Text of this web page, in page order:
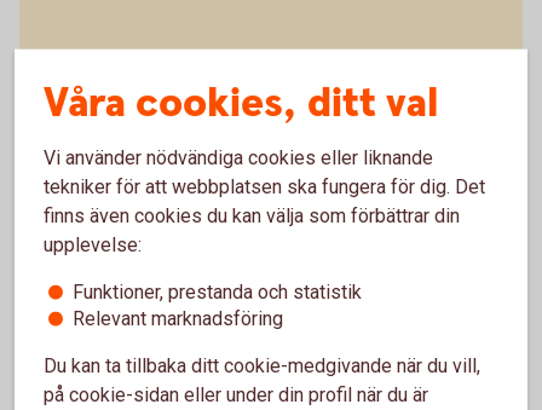
Betala med mobil, wearables eller klocka
Spärra kort
omgående
Våra cookies, ditt val
Vi använder nödvändiga cookies eller liknande
tekniker för att webbplatsen ska fungera för dig. Det
finns även cookies du kan välja som förbättrar din
upplevelse:
Funktioner, prestanda och statistik
Relevant marknadsföring
Du kan ta tillbaka ditt cookie-medgivande när du vill,
på cookie-sidan eller under din profil när du är